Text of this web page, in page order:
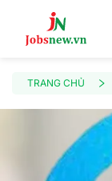
TRANG CHỦ